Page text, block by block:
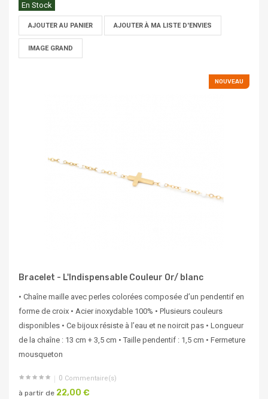
En Stock
AJOUTER AU PANIER AJOUTER À MA LISTE D'ENVIES
IMAGE GRAND
NOUVEAU
Bracelet - L'Indispensable Couleur Or/ blanc
• Chaîne maille avec perles colorées composée d’un pendentif en
forme de croix • Acier inoxydable 100% • Plusieurs couleurs
disponibles • Ce bijoux résiste à l’eau et ne noircit pas • Longueur
de la chaîne : 13 cm + 3,5 cm • Taille pendentif : 1,5 cm • Fermeture
mousqueton
0 Commentaire(s)
à partir de 22,00 €